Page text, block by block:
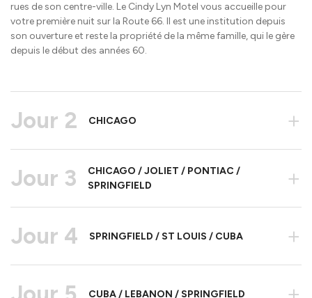
rues de son centre-ville. Le Cindy Lyn Motel vous accueille pour
votre première nuit sur la Route 66. Il est une institution depuis
son ouverture et reste la propriété de la même famille, qui le gère
depuis le début des années 60.
Jour 2 CHICAGO +
Jour 3
CHICAGO / JOLIET / PONTIAC /
SPRINGFIELD
+
Jour 4 SPRINGFIELD / ST LOUIS / CUBA +
CUBA / LEBANON / SPRINGFIELD